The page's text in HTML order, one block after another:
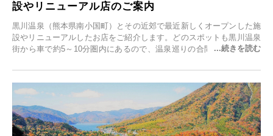
設やリニューアル店のご案内
黒川温泉（熊本県南小国町）とその近郊で最近新しくオープンした施
設やリニューアルしたお店をご紹介します。どのスポットも黒川温泉
街から車で約5～10分圏内にあるので、温泉巡りの合間に気軽に立ち
元食材にこだわったレストランなど、多彩な魅力が満載です。黒川温
泉の新たな楽しみとしてチェックしてみてください。